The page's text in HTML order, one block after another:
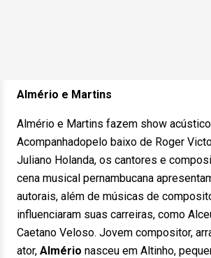
Almério e Martins
Almério e Martins fazem show
Acompanhadopelo baixo de Roger
Juliano Holanda, os cantores e
cena musical pernambucana
autorais, além de músicas de
influenciaram suas carreiras, como
Caetano Veloso. Jovem compositor,
ator, Almério nasceu em Altinho,